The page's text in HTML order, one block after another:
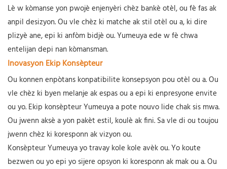
Lè w kòmanse yon pwojè enjenyèri chèz bankè otèl, ou fè fas ak
anpil desizyon. Ou vle chèz ki matche ak stil otèl ou a, ki dire
plizyè ane, epi ki anfòm bidjè ou. Yumeuya ede w fè chwa
entelijan depi nan kòmansman.
Inovasyon Ekip Konsèpteur
Ou konnen enpòtans konpatibilite konsepsyon pou otèl ou a. Ou
vle chèz ki byen melanje ak espas ou a epi ki enpresyone envite
ou yo. Ekip konsèpteur Yumeuya a pote nouvo lide chak sis mwa.
Ou jwenn aksè a yon pakèt estil, koulè ak fini. Sa vle di ou toujou
jwenn chèz ki koresponn ak vizyon ou.
Konsèpteur Yumeuya yo travay kole kole avèk ou. Yo koute
bezwen ou yo epi yo sijere opsyon ki koresponn ak mak ou a. Ou